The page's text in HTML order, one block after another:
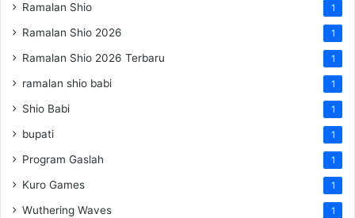
Ramalan Shio 1
Ramalan Shio 2026 1
Ramalan Shio 2026 Terbaru 1
ramalan shio babi 1
Shio Babi 1
bupati 1
Program Gaslah 1
Kuro Games 1
Wuthering Waves 1